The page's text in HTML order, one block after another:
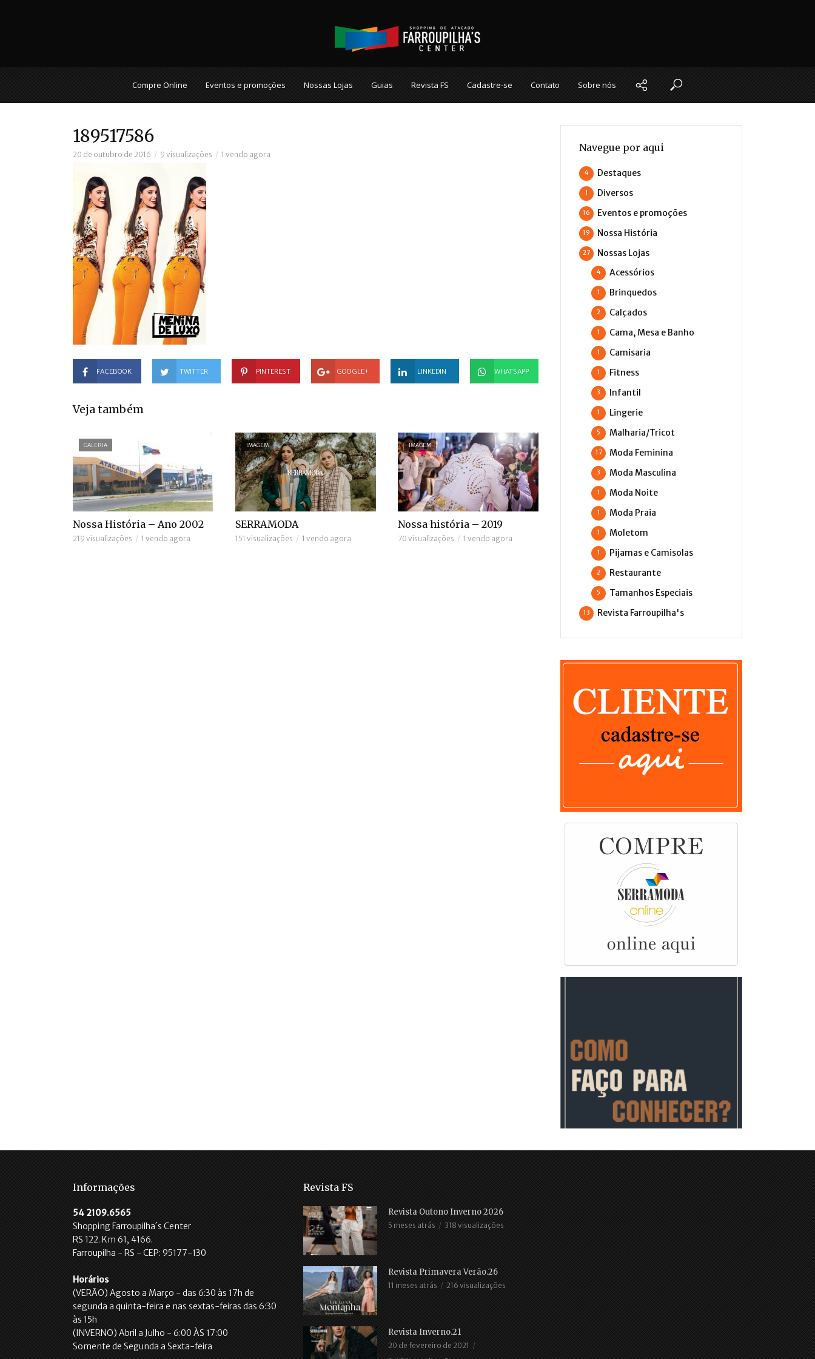
Compre Online Eventos e promoções Nossas Lojas Guias Revista FS Cadastre-se Contato Sobre nós
189517586
20 de outubro de 2016 9 visualizações 1 vendo agora
FACEBOOK TWITTER PINTEREST GOOGLE+ LINKEDIN WHATSAPP
Veja também
GALERIA
Nossa História – Ano 2002
219 visualizações 1 vendo agora
IMAGEM
SERRAMODA
151 visualizações 1 vendo agora
IMAGEM
Nossa história – 2019
70 visualizações 1 vendo agora
Navegue por aqui
Destaques
4
Diversos
1
Eventos e promoções
16
Nossa História
19
Nossas Lojas
27
Acessórios
4
Brinquedos
1
Calçados
2
Cama, Mesa e Banho
1
Camisaria
1
Fitness
1
Infantil
3
Lingerie
1
Malharia/Tricot
5
Moda Feminina
17
Moda Masculina
3
Moda Noite
1
Moda Praia
1
Moletom
1
Pijamas e Camisolas
1
Restaurante
2
Tamanhos Especiais
5
Revista Farroupilha's
13
Informações
54 2109.6565
Shopping Farroupilha´s Center
RS 122. Km 61, 4166.
Farroupilha - RS - CEP: 95177-130
Horários
(VERÃO) Agosto a Março - das 6:30 às 17h de
segunda a quinta-feira e nas sextas-feiras das 6:30
às 15h
(INVERNO) Abril a Julho - 6:00 ÀS 17:00
Somente de Segunda a Sexta-feira
Revista FS
Revista Outono Inverno 2026
5 meses atrás 318 visualizações
Revista Primavera Verão.26
11 meses atrás 216 visualizações
Revista Inverno.21
20 de fevereiro de 2021